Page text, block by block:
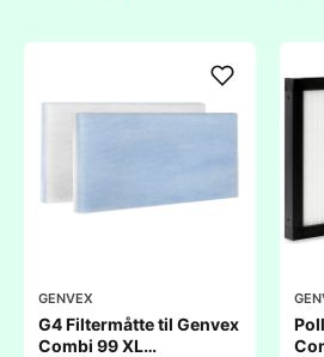
GENVEX
G4 Filtermåtte til Genvex
Combi 99 XL